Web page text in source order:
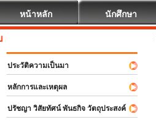
หน้าหลัก นักศึกษา
ประวัติความเป็นมา
หลักการและเหตุผล
ปรัชญา วิสัยทัศน์ พันธกิจ วัตถุประสงค์